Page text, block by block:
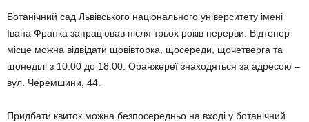
Ботанічний сад Львівського національного університету імені
Івана Франка запрацював після трьох років перерви. Відтепер
місце можна відвідати щовівторка, щосереди, щочетверга та
щонеділі з 10:00 до 18:00. Оранжереї знаходяться за адресою –
вул. Черемшини, 44.
Придбати квиток можна безпосередньо на вході у ботанічний